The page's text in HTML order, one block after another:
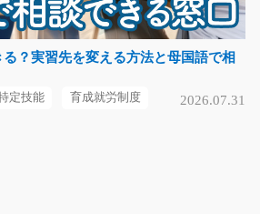
洗浄・加工作業のお仕事/y04_
場でのお仕事です！自動車部品の
…
）
？実習先を変える方法と母国語で相
定技能 育成就労制度 2026.07.31